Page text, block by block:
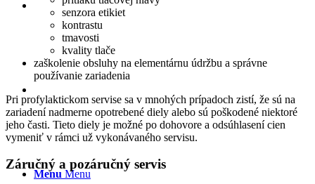
Menu Menu
senzora etikiet
kontrastu
tmavosti
kvality tlače
zaškolenie obsluhy na elementárnu údržbu a správne
používanie zariadenia
Pri profylaktickom servise sa v mnohých prípadoch zistí, že sú na
zariadení nadmerne opotrebené diely alebo sú poškodené niektoré
jeho časti. Tieto diely je možné po dohovore a odsúhlasení cien
vymeniť v rámci už vykonávaného servisu.
Záručný a pozáručný servis